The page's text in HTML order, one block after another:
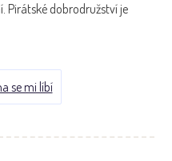
Pirátské dobrodružství je
se mi líbí